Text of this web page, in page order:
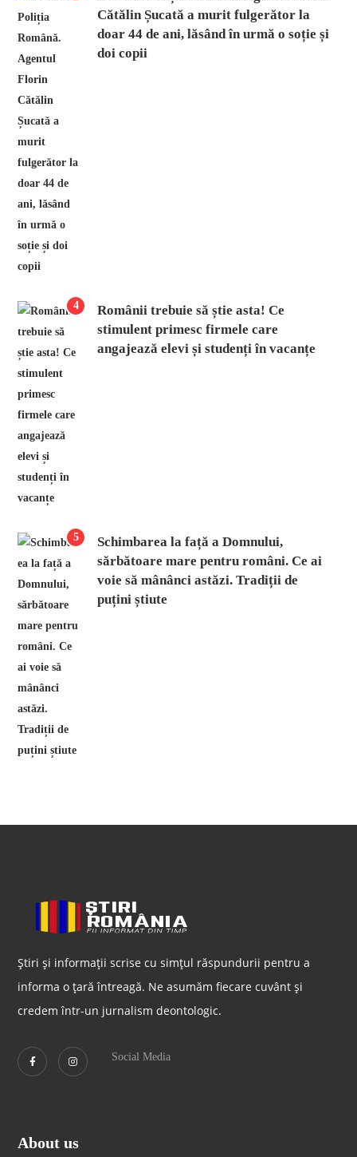
Cătălin Șucată a murit fulgerător la
doar 44 de ani, lăsând în urmă o soție și
doi copii
4
Românii trebuie să știe asta! Ce
stimulent primesc firmele care
angajează elevi și studenți în vacanțe
5
Schimbarea la față a Domnului,
sărbătoare mare pentru români. Ce ai
voie să mânânci astăzi. Tradiții de
puțini știute
Știri și informații scrise cu simțul răspundurii pentru a
informa o țară întreagă. Ne asumăm fiecare cuvânt și
credem într-un jurnalism deontologic.
Social Media
About us